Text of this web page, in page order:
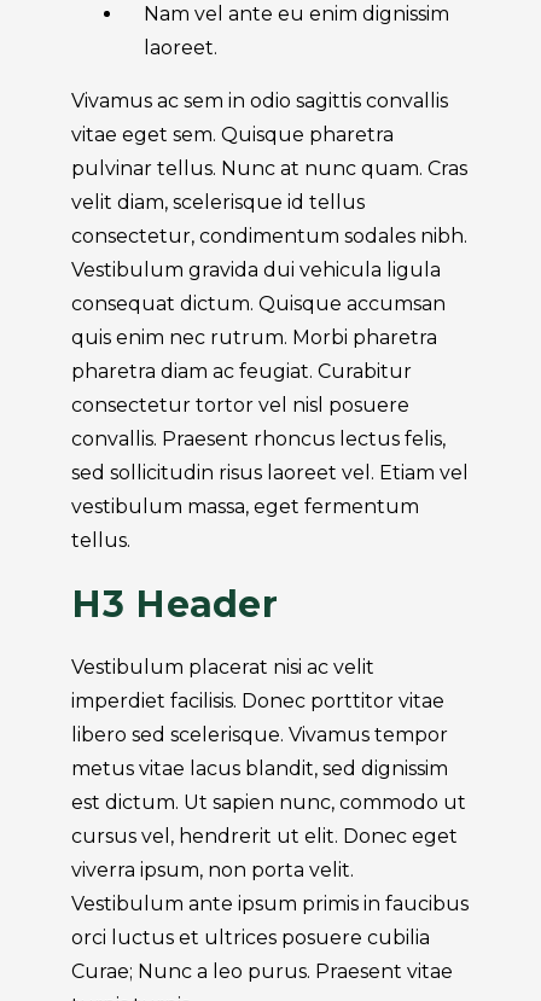
Nam vel ante eu enim dignissim
laoreet.
Vivamus ac sem in odio sagittis convallis
vitae eget sem. Quisque pharetra
pulvinar tellus. Nunc at nunc quam. Cras
velit diam, scelerisque id tellus
consectetur, condimentum sodales nibh.
Vestibulum gravida dui vehicula ligula
consequat dictum. Quisque accumsan
quis enim nec rutrum. Morbi pharetra
pharetra diam ac feugiat. Curabitur
consectetur tortor vel nisl posuere
convallis. Praesent rhoncus lectus felis,
sed sollicitudin risus laoreet vel. Etiam vel
vestibulum massa, eget fermentum
tellus.
H3 Header
Vestibulum placerat nisi ac velit
imperdiet facilisis. Donec porttitor vitae
libero sed scelerisque. Vivamus tempor
metus vitae lacus blandit, sed dignissim
est dictum. Ut sapien nunc, commodo ut
cursus vel, hendrerit ut elit. Donec eget
viverra ipsum, non porta velit.
Vestibulum ante ipsum primis in faucibus
orci luctus et ultrices posuere cubilia
Curae; Nunc a leo purus. Praesent vitae